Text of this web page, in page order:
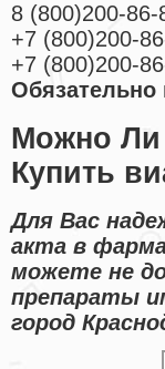
8 (800)200-86-
+7 (800)200-
+7 (800)200-
Обязательно
Можно Ли
Купить
Для Вас
акта в
можете не
препараты
город